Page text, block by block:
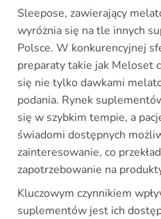
Sleepose, zawierający
wyróżnia się na tle innych
Polsce. W konkurencyjnej
preparaty takie jak Meloset
się nie tylko dawkami
podania. Rynek
się w szybkim tempie, a
świadomi dostępnych
zainteresowanie, co
zapotrzebowanie na
Kluczowym czynnikiem
suplementów jest ich